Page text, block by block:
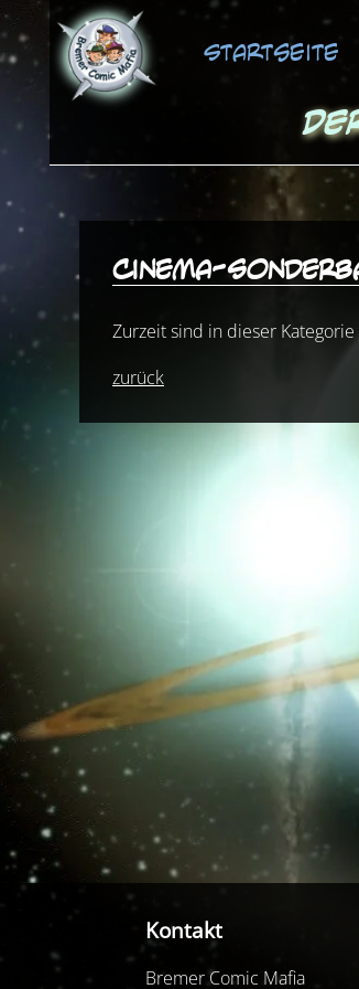
Startseite
cinema-
Zurzeit sind in dieser
zurück
Kontakt
Bremer Comic Mafia